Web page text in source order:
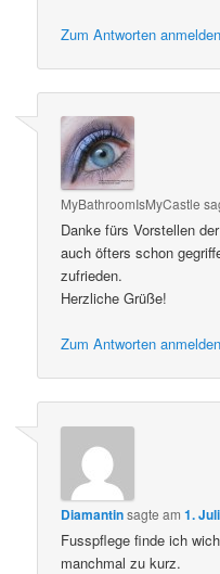
Zum Antworten anmelden
MyBathroomIsMyCastle
Danke fürs Vorstellen
auch öfters schon
zufrieden.
Herzliche Grüße!
Zum Antworten anmelden
Diamantinsagte am1.
Fusspflege finde ich
manchmal zu kurz.